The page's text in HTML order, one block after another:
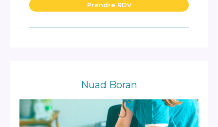
Prendre RDV
Nuad Boran